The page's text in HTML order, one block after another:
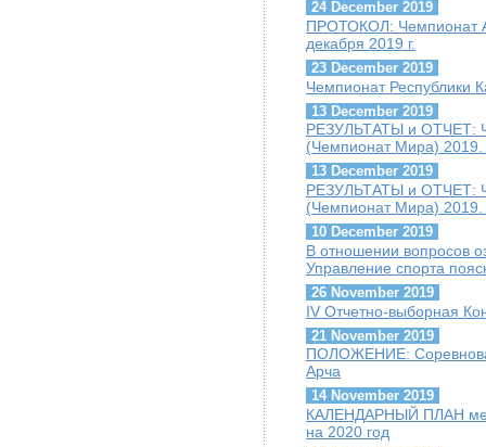
24 December 2019
ПРОТОКОЛ: Чемпионат
декабря 2019 г.
23 December 2019
Чемпионат Республики
13 December 2019
РЕЗУЛЬТАТЫ и ОТЧЕТ:
(Чемпионат Мира) 2019.
13 December 2019
РЕЗУЛЬТАТЫ и ОТЧЕТ:
(Чемпионат Мира) 2019.
10 December 2019
В отношении вопросов
Управление спорта
26 November 2019
IV Отчетно-выборная
21 November 2019
ПОЛОЖЕНИЕ:
Арча
14 November 2019
КАЛЕНДАРНЫЙ ПЛАН
на 2020 год